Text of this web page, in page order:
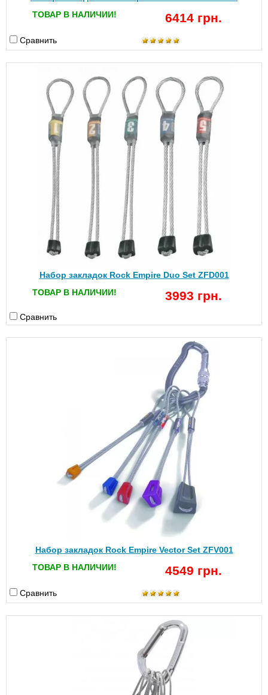
ТОВАР В НАЛИЧИИ!
6414 грн.
Сравнить
Набор закладок Rock Empire Duo Set ZFD001
ТОВАР В НАЛИЧИИ!
3993 грн.
Сравнить
Набор закладок Rock Empire Vector Set ZFV001
ТОВАР В НАЛИЧИИ!
4549 грн.
Сравнить